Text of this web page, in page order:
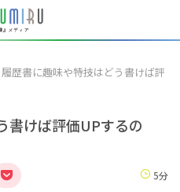
履歴書に趣味や特技はどう書けば評
書けば評価UPするの
5分